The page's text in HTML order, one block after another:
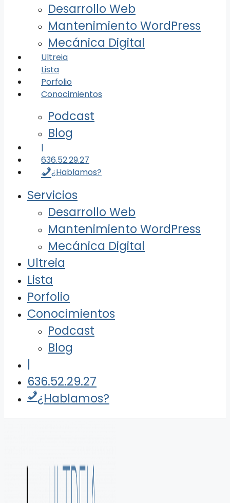
Desarrollo Web
Mantenimiento WordPress
Mecánica Digital
Ultreia
Lista
Porfolio
Conocimientos
Podcast
Blog
|
636.52.29.27
¿Hablamos?
Servicios
Desarrollo Web
Mantenimiento WordPress
Mecánica Digital
Ultreia
Lista
Porfolio
Conocimientos
Podcast
Blog
|
636.52.29.27
¿Hablamos?